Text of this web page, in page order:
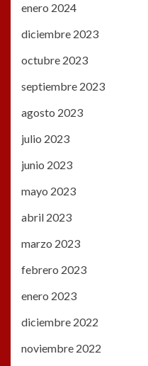
enero 2024
diciembre 2023
octubre 2023
septiembre 2023
agosto 2023
julio 2023
junio 2023
mayo 2023
abril 2023
marzo 2023
febrero 2023
enero 2023
diciembre 2022
noviembre 2022